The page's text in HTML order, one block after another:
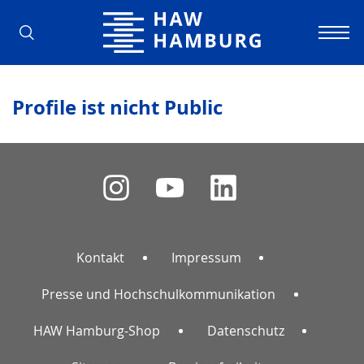
Hochschule für Angewandte
Profile ist nicht Public
Kontakt Impressum
Presse und Hochschulkommunikation
HAW Hamburg-Shop Datenschutz